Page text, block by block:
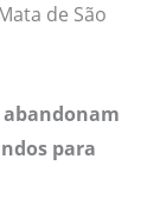
de São
para